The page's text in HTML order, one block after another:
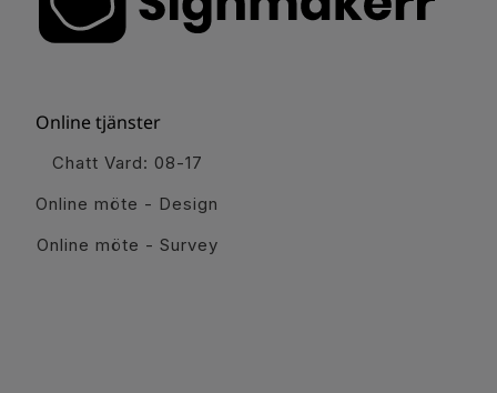
Online tjänster
Chatt Vard: 08-17
Online möte - Design
Online möte - Survey